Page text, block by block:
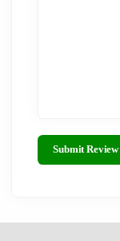
Submit Review